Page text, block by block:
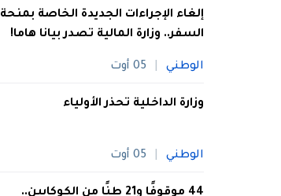
إلغاء الإجراءات الجديدة الخاصة بمنحة
السفر.. وزارة المالية تصدر بيانا هاما!
الوطني 05 أوت
وزارة الداخلية تحذر الأولياء
الوطني 05 أوت
44 موقوفًا و21 طنًا من الكوكايين..